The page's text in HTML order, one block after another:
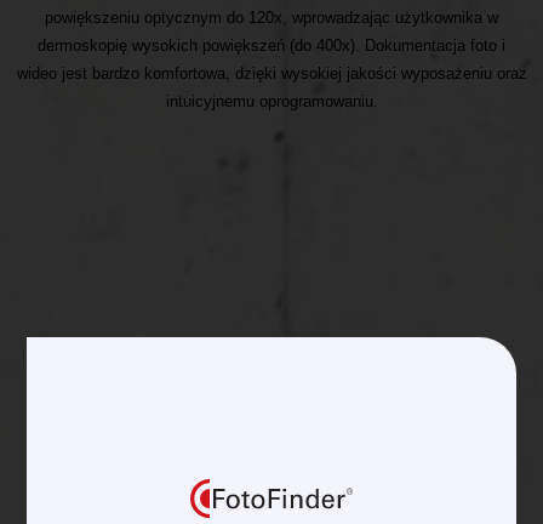
powiększeniu optycznym do 120x, wprowadzając użytkownika w
dermoskopię wysokich powiększeń (do 400x).
Dokumentacja foto i
wideo jest bardzo komfortowa, dzięki wysokiej jakości wyposażeniu oraz
intuicyjnemu oprogramowaniu.